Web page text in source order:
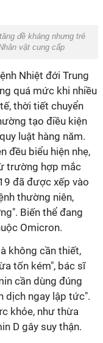
đề kháng nhưng trẻ
vật cung cấp
Nhiệt đới Trung
quá mức khi nhiều
thời tiết chuyển
tạo điều kiện
luật hàng năm.
đều biểu hiện nhẹ,
trường hợp mắc
đã được xếp vào
thường niên,
Biến thể đang
Omicron.
không cần thiết,
tốn kém", bác sĩ
cần dùng đúng
dịch ngay lập tức".
khỏe, như thừa
D gây suy thận.